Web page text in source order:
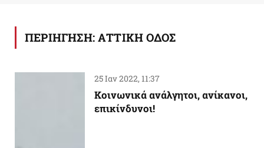
ΠΕΡΙΗΓΗΣΗ:ΑΤΤΙΚΗ ΟΔΟΣ
25 Ιαν 2022, 11:37
Κοινωνικά ανάλγητοι, ανίκανοι,
επικίνδυνοι!